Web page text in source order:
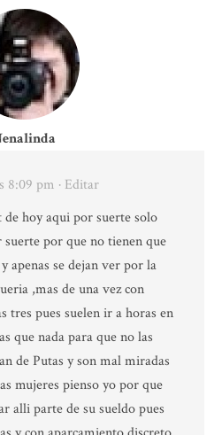
8:09 pm · Editar
hoy aqui por suerte solo
por que no tienen que
apenas se dejan ver por la
,mas de una vez con
tres pues suelen ir a horas en
que nada para que no las
de Putas y son mal miradas
mujeres pienso yo por que
alli parte de su sueldo pues